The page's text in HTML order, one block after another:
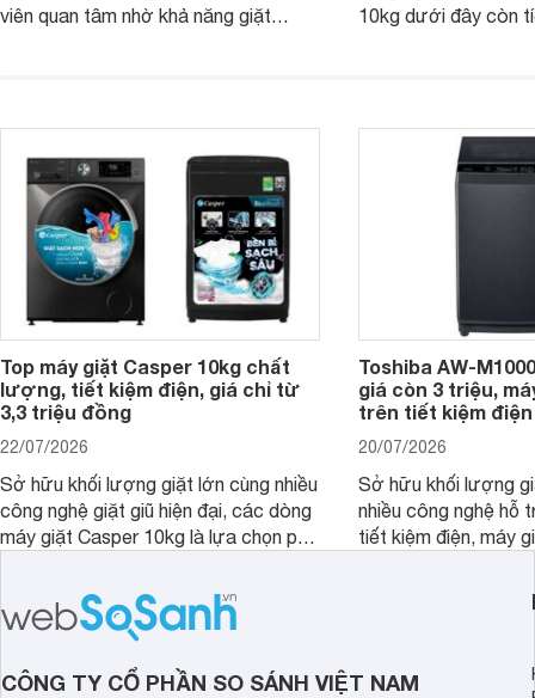
viên quan tâm nhờ khả năng giặt
10kg dưới đây còn
Top máy giặt Casper 10kg chất
lượng, tiết kiệm điện, giá chỉ từ
3,3 triệu đồng
22/07/2026
Sở hữu khối lượng giặt lớn cùng nhiều
công nghệ giặt giũ hiện đại, các dòng
máy giặt Casper 10kg là lựa chọn phù
Toshiba AW-
giá còn 3 triệu,
trên tiết kiệm
20/07/2026
Sở hữu khối lượng
nhiều công nghệ hỗ
tiết kiệm điện, máy
nhắc cho các gia
bán hiện đã giảm
CÔNG TY CỔ PHẦN SO SÁNH VIỆT NAM